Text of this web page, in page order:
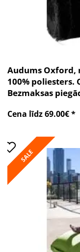
Audums Oxford,
100% poliesters.
Bezmaksas
Cena līdz 69.00€ *
SALE